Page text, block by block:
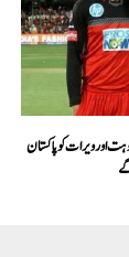
اور ویرات کو پاکستان